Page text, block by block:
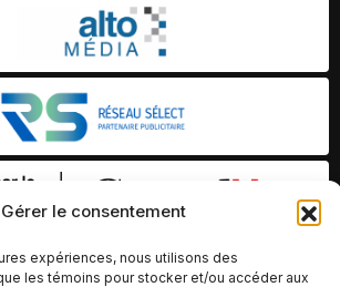
Gérer le consentement
expériences, nous utilisons des
les témoins pour stocker et/ou accéder aux